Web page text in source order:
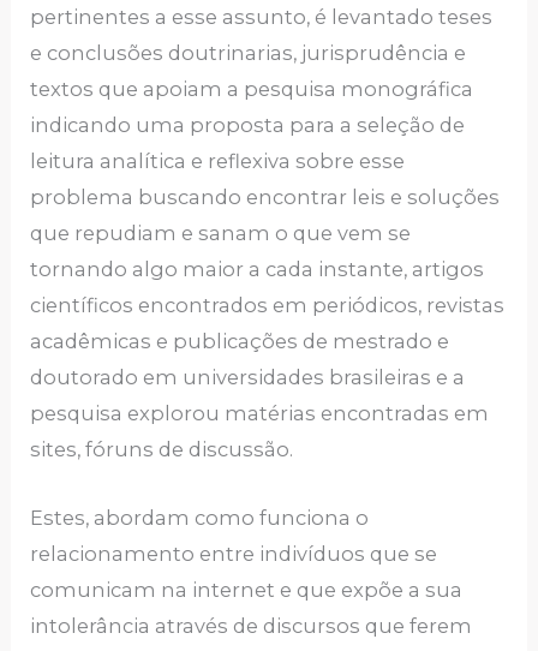
pertinentes a esse assunto, é levantado teses
e conclusões doutrinarias, jurisprudência e
textos que apoiam a pesquisa monográfica
indicando uma proposta para a seleção de
leitura analítica e reflexiva sobre esse
problema buscando encontrar leis e soluções
que repudiam e sanam o que vem se
tornando algo maior a cada instante, artigos
científicos encontrados em periódicos, revistas
acadêmicas e publicações de mestrado e
doutorado em universidades brasileiras e a
pesquisa explorou matérias encontradas em
sites, fóruns de discussão.
Estes, abordam como funciona o
relacionamento entre indivíduos que se
comunicam na internet e que expõe a sua
intolerância através de discursos que ferem